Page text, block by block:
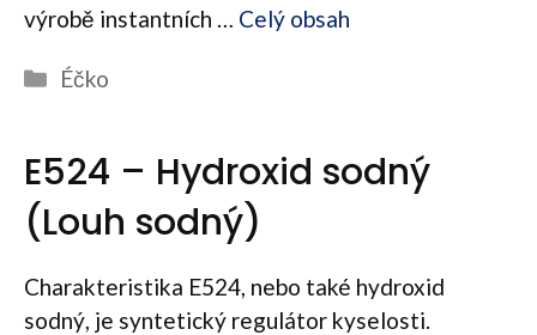
výrobě instantních … Celý obsah
Rubriky
Éčko
E524 – Hydroxid sodný
(Louh sodný)
Charakteristika E524, nebo také hydroxid
sodný, je syntetický regulátor kyselosti.